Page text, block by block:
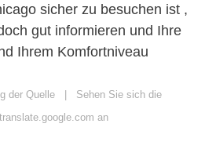
sicher zu besuchen ist ,
gut informieren und Ihre
Ihrem Komfortniveau
der Quelle | Sehen Sie sich die
an